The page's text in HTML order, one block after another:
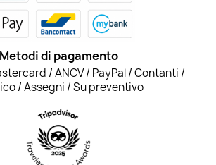
Metodi di pagamento
/ ANCV / PayPal / Contanti /
/ Assegni / Su preventivo